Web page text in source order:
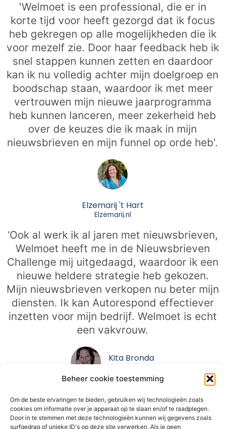
Beheer cookie toestemming
Om de beste ervaringen te bieden, gebruiken wij technologieën zoals
cookies om informatie over je apparaat op te slaan en/of te raadplegen.
Door in te stemmen met deze technologieën kunnen wij gegevens zoals
surfgedrag of unieke ID's op deze site verwerken. Als je geen
'Welmoet is een professional, die er in
korte tijd voor heeft gezorgd dat ik focus
heb gekregen op alle mogelijkheden die ik
voor mezelf zie. Door haar feedback heb ik
snel stappen kunnen zetten en daardoor
kan ik nu volledig achter mijn doelgroep en
boodschap staan, waardoor ik met meer
vertrouwen mijn nieuwe jaarprogramma
heb kunnen lanceren, meer zekerheid heb
over de keuzes die ik maak in mijn
nieuwsbrieven en mijn funnel op orde heb'.
Elzemarij 't Hart
Elzemarij.nl
‘Ook al werk ik al jaren met nieuwsbrieven,
Welmoet heeft me in de Nieuwsbrieven
Challenge mij uitgedaagd, waardoor ik een
nieuwe heldere strategie heb gekozen.
Mijn nieuwsbrieven verkopen nu beter mijn
diensten. Ik kan Autorespond effectiever
inzetten voor mijn bedrijf. Welmoet is echt
een vakvrouw.
Kita Bronda
‘Door mee te doen, heb ik voor mij zelf een
moment gecreëerd om actief en met focus
te werken aan de contentcreatie van mijn